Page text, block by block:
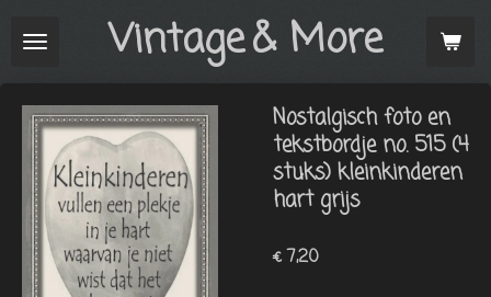
direct
hoofdinhoud
Vintage& More
Nostalgisch foto en
tekstbordje no. 515 (4
stuks) kleinkinderen
hart grijs
€ 7,20